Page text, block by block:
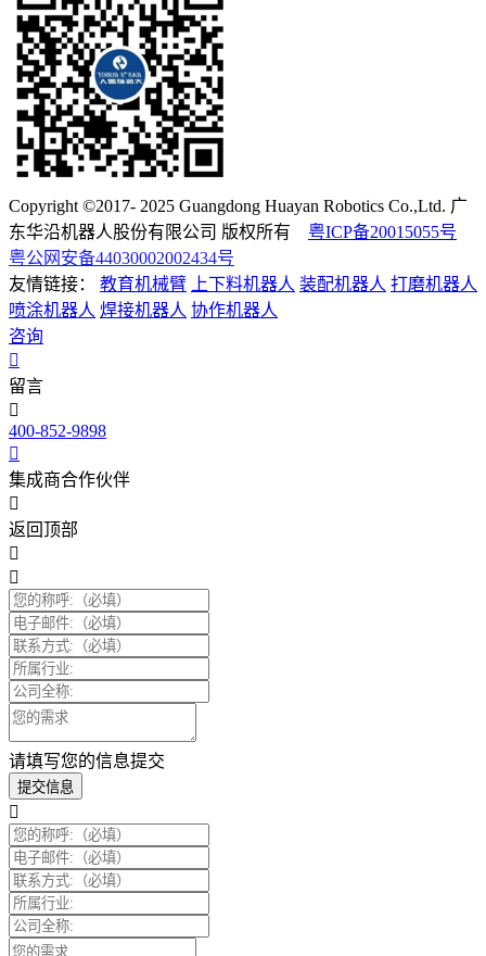
Copyright ©2017- 2025 Guangdong Huayan Robotics Co.,Ltd. 广
东华沿机器人股份有限公司 版权所有 粤ICP备20015055号
粤公网安备44030002002434号
友情链接：
教育机械臂 上下料机器人 装配机器人 打磨机器人
喷涂机器人 焊接机器人 协作机器人
咨询
留言
400-852-9898
集成商合作伙伴
返回顶部
请填写您的信息提交
提交信息